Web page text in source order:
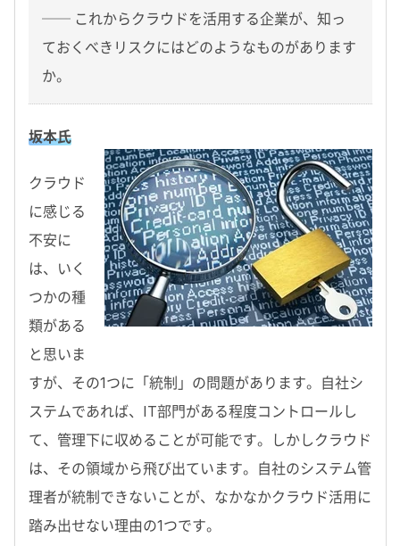
── これからクラウドを活用する企業が、知っ
ておくべきリスクにはどのようなものがあります
か。
坂本氏
クラウド
に感じる
不安に
は、いく
つかの種
類がある
と思いま
すが、その1つに「統制」の問題があります。自社シ
ステムであれば、IT部門がある程度コントロールし
て、管理下に収めることが可能です。しかしクラウド
は、その領域から飛び出ています。自社のシステム管
理者が統制できないことが、なかなかクラウド活用に
踏み出せない理由の1つです。